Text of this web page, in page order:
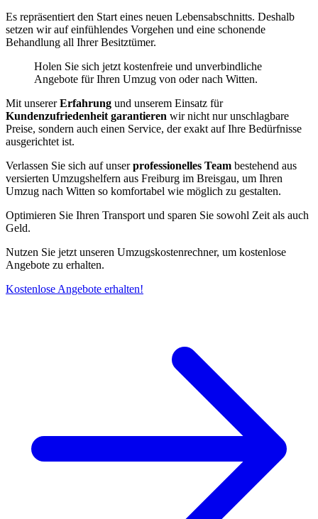
Es repräsentiert den Start eines neuen Lebensabschnitts. Deshalb
setzen wir auf einfühlendes Vorgehen und eine schonende
Behandlung all Ihrer Besitztümer.
Holen Sie sich jetzt kostenfreie und unverbindliche
Angebote für Ihren Umzug von oder nach Witten.
Mit unsererErfahrung und unserem Einsatz für
Kundenzufriedenheit garantieren wir nicht nur unschlagbare
Preise, sondern auch einen Service, der exakt auf Ihre Bedürfnisse
ausgerichtet ist.
Verlassen Sie sich auf unserprofessionelles Team bestehend aus
versierten Umzugshelfern aus Freiburg im Breisgau, um Ihren
Umzug nach Witten so komfortabel wie möglich zu gestalten.
Optimieren Sie Ihren Transport und sparen Sie sowohl Zeit als auch
Geld.
Nutzen Sie jetzt unseren Umzugskostenrechner, um kostenlose
Angebote zu erhalten.
Kostenlose Angebote erhalten!